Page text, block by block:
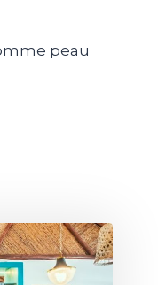
peau